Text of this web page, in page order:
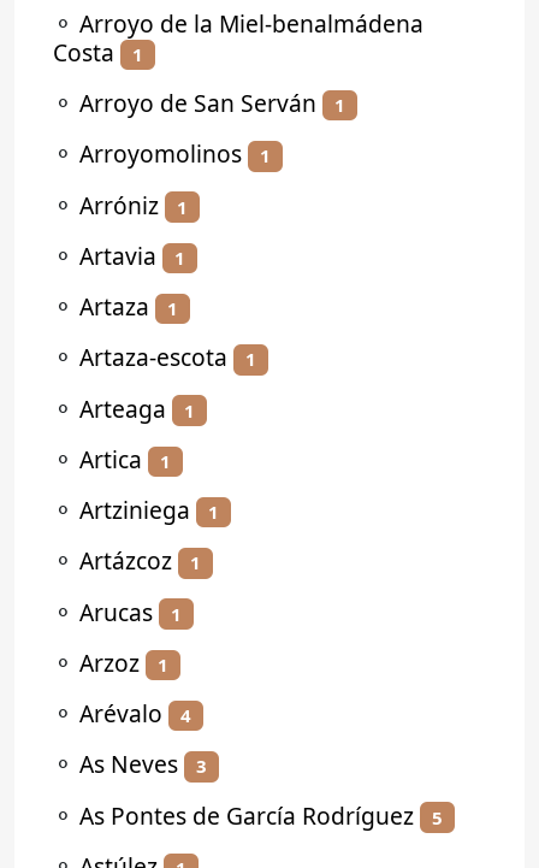
⚬ Arroyo de la Miel-benalmádena
Costa
1
⚬ Arroyo de San Serván 1
⚬ Arroyomolinos 1
⚬ Arróniz 1
⚬ Artavia 1
⚬ Artaza 1
⚬ Artaza-escota 1
⚬ Arteaga 1
⚬ Artica 1
⚬ Artziniega 1
⚬ Artázcoz 1
⚬ Arucas 1
⚬ Arzoz 1
⚬ Arévalo 4
⚬ As Neves 3
⚬ As Pontes de García Rodríguez 5